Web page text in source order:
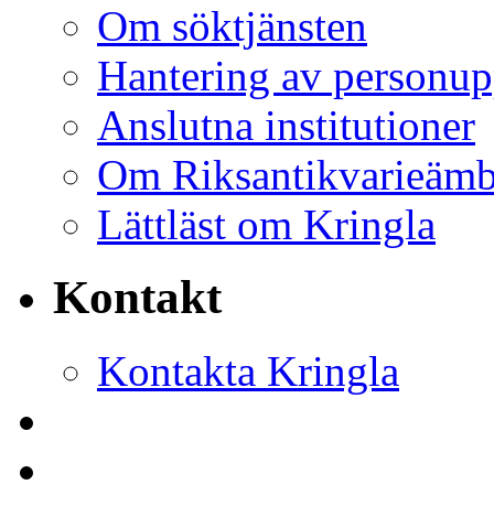
Om söktjänsten
Hantering av
Anslutna institutioner
Om
Lättläst om Kringla
Kontakt
Kontakta Kringla